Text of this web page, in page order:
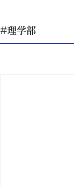
#理学部